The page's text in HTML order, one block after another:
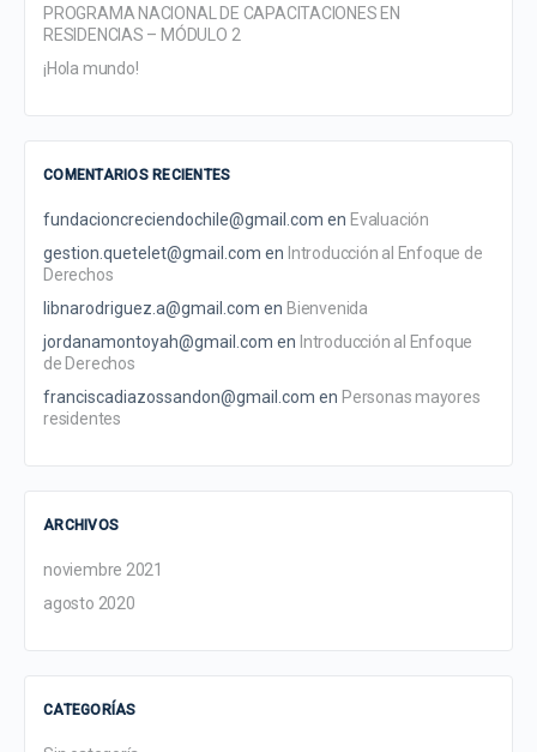
PROGRAMA NACIONAL DE CAPACITACIONES EN
RESIDENCIAS – MÓDULO 2
¡Hola mundo!
COMENTARIOS RECIENTES
fundacioncreciendochile@gmail.com en Evaluación
gestion.quetelet@gmail.com en Introducción al Enfoque de
Derechos
libnarodriguez.a@gmail.com en Bienvenida
jordanamontoyah@gmail.com en Introducción al Enfoque
de Derechos
franciscadiazossandon@gmail.com en Personas mayores
residentes
ARCHIVOS
noviembre 2021
agosto 2020
CATEGORÍAS